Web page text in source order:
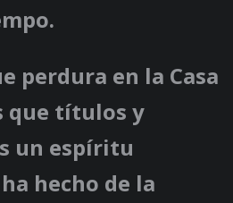
perdura en la Casa
que títulos y
un espíritu
hecho de la